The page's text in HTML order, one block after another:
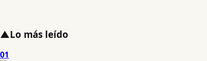
▲Lo más leído
01